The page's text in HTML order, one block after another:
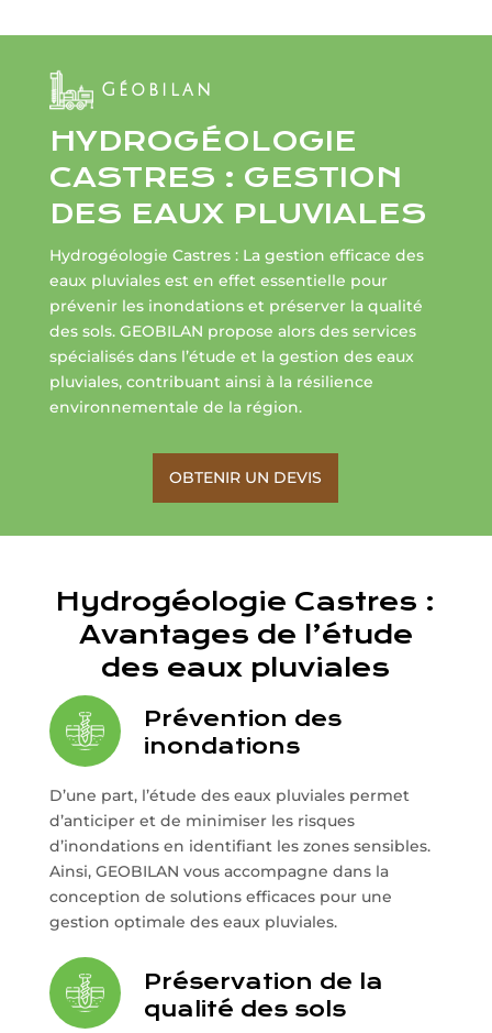
Géobilan
HYDROGÉOLOGIE
CASTRES : GESTION
DES EAUX PLUVIALES
Hydrogéologie Castres : La gestion efficace des
eaux pluviales est en effet essentielle pour
prévenir les inondations et préserver la qualité
des sols. GEOBILAN propose alors des services
spécialisés dans l’étude et la gestion des eaux
pluviales, contribuant ainsi à la résilience
environnementale de la région.
OBTENIR UN DEVIS
Hydrogéologie Castres :
Avantages de l’étude
des eaux pluviales
Prévention des
inondations
D’une part, l’étude des eaux pluviales permet
d’anticiper et de minimiser les risques
d’inondations en identifiant les zones sensibles.
Ainsi, GEOBILAN vous accompagne dans la
conception de solutions efficaces pour une
gestion optimale des eaux pluviales.
Préservation de la
qualité des sols